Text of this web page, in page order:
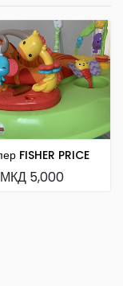
FISHER PRICE
МКД 5,000